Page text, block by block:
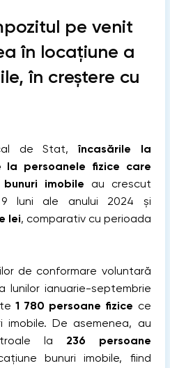
pe venit
în locațiune a
în creștere cu
de Stat,încasările la
persoanele fizice care
imobile au crescut
luni ale anului 2024 și
lei, comparativ cu perioada
de conformare voluntară
lunilor ianuarie-septembrie
1 780 persoane fizice ce
imobile. De asemenea, au
la 236 persoane
bunuri imobile, fiind